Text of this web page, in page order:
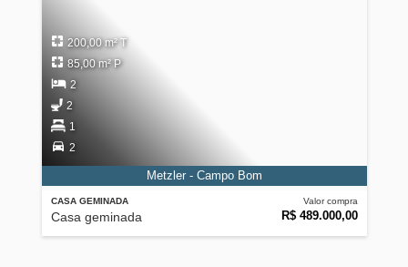
CASA GEMINADA
Casa geminada
Valor compra
R$ 489.000,00
200,00 m² T
85,00 m² P
2
2
1
2
Metzler - Campo Bom